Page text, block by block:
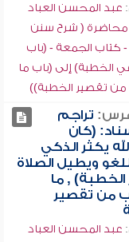
عبد المحسن العباد
( شرح سنن
- كتاب الجمعة - (باب
الخطبة) إلى (باب ما
تقصير الخطبة))
تراجم
(كان
يكثر الذكي
ويطيل الصلاة
, ما
من تقصير
عبد المحسن العباد